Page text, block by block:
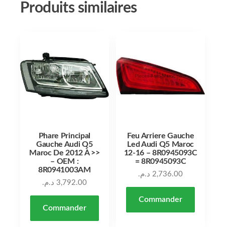
Produits similaires
Phare Principal
Gauche Audi Q5
Maroc De 2012 À >>
– OEM :
8R0941003AM
3,792.00 د.م.
Commander
Feu Arriere Gauche
Led Audi Q5 Maroc
12-16 – 8R0945093C
= 8R0945093C
2,736.00 د.م.
Commander